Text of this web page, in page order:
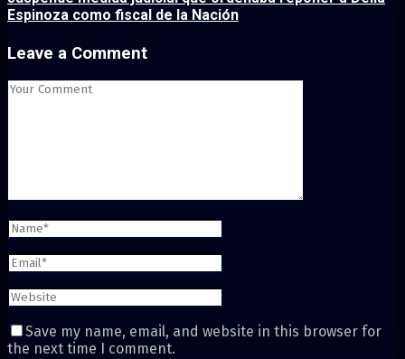
Espinoza como fiscal de la Nación
Leave a Comment
Save my name, email, and website in this browser for
the next time I comment.